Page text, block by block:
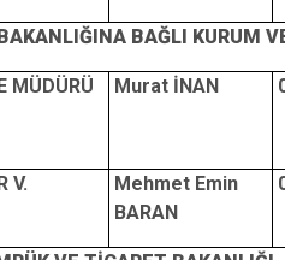
BAĞLI KURUM
MÜDÜRÜ Murat İNAN
V.
Mehmet Emin
BARAN